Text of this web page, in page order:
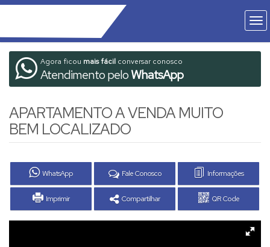
Agora ficou mais fácil conversar conosco
Atendimento peloWhatsApp
APARTAMENTO A VENDA MUITO
BEM LOCALIZADO
WhatsApp Fale Conosco Informações
Imprimir Compartilhar QR Code